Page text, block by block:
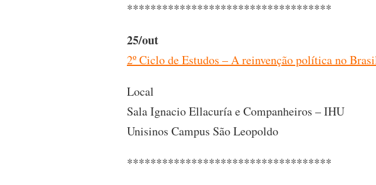
***********************************
25/out
2º Ciclo de Estudos – A reinvenção política no
Local
Sala Ignacio Ellacuría e Companheiros – IHU
Unisinos Campus São Leopoldo
***********************************